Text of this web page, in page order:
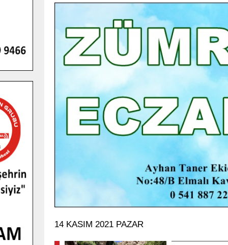
14 KASIM 2021 PAZAR
GÜNLÜK HABER AKIŞI
GENÇLER PUSULA MARAŞ
YENI MEDYA VE FOTOĞRAFÇILIĞI
KEŞFETTI.